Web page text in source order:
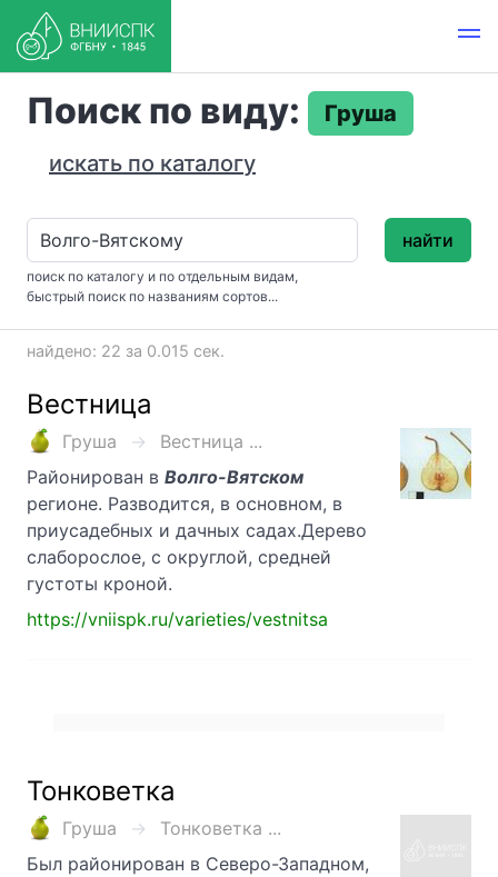
Поиск по виду:
Груша
искать по каталогу
поиск по каталогу и по отдельным видам,
быстрый поиск по названиям сортов...
найти
найдено: 22 за 0.015 сек.
Вестница
Груша
Вестница ...
Районирован в Волго-Вятском
регионе. Разводится, в основном, в
приусадебных и дачных садах.Дерево
слаборослое, с округлой, средней
густоты кроной.
https://vniispk.ru/varieties/vestnitsa
Тонковетка
Груша
Тонковетка ...
Был районирован в Северо-Западном,